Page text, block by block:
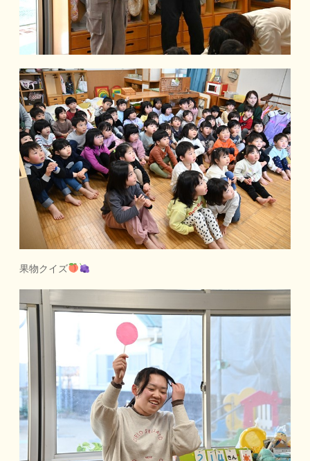
果物クイズ